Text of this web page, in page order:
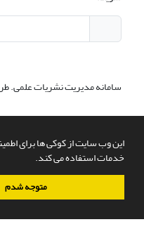
این وب سایت از کوکی ها برای
خدمات استفاده می کند.
متوجه شدم
سامانه مدیریت نشریات علمی.